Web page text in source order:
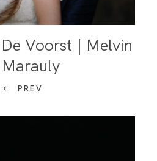
Voorst | Melvin
PREV